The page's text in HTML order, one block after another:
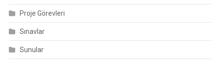
Proje Görevleri
Sınavlar
Sunular